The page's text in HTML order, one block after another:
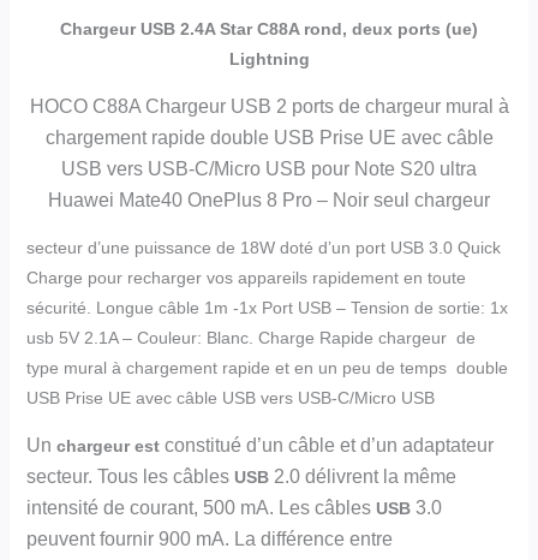
Chargeur USB 2.4A Star C88A rond, deux ports (ue)
Lightning
HOCO C88A Chargeur USB 2 ports de chargeur mural à
chargement rapide double USB Prise UE avec câble
USB vers USB-C/Micro USB pour Note S20 ultra
Huawei Mate40 OnePlus 8 Pro – Noir seul chargeur
secteur d’une puissance de 18W doté d’un port USB 3.0 Quick
Charge pour recharger vos appareils rapidement en toute
sécurité. Longue câble 1m -1x Port USB – Tension de sortie: 1x
usb 5V 2.1A – Couleur: Blanc. Charge Rapide chargeur de
type mural à chargement rapide et en un peu de temps double
USB Prise UE avec câble USB vers USB-C/Micro USB
Un chargeur estconstitué d’un câble et d’un adaptateur
secteur. Tous les câbles USB2.0 délivrent la même
intensité de courant, 500 mA. Les câbles USB3.0
peuvent fournir 900 mA. La différence entre